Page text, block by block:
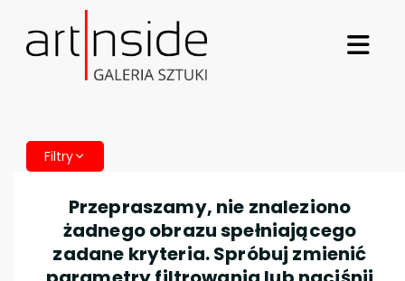
Filtry
Przepraszamy, nie znaleziono
żadnego obrazu spełniającego
zadane kryteria. Spróbuj zmienić